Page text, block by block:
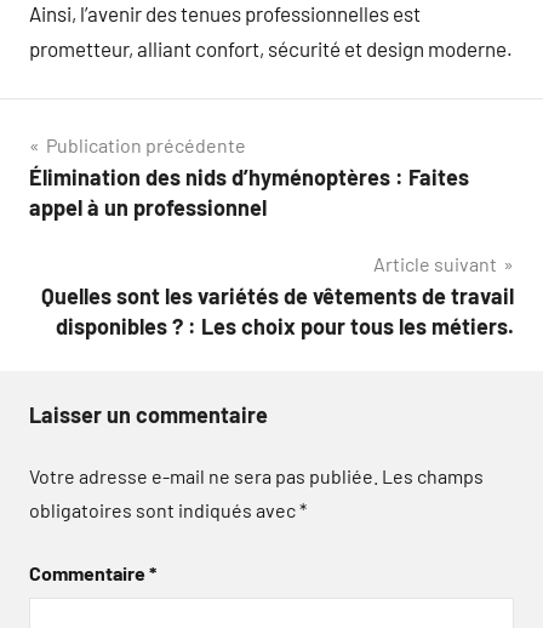
Ainsi, l’avenir des tenues professionnelles est
prometteur, alliant confort, sécurité et design moderne.
Navigation
de
Publication précédente
Élimination des nids d’hyménoptères : Faites
appel à un professionnel
Article suivant
Quelles sont les variétés de vêtements de travail
disponibles ? : Les choix pour tous les métiers.
Laisser un commentaire
Votre adresse e-mail ne sera pas publiée. Les champs
obligatoires sont indiqués avec*
Commentaire*